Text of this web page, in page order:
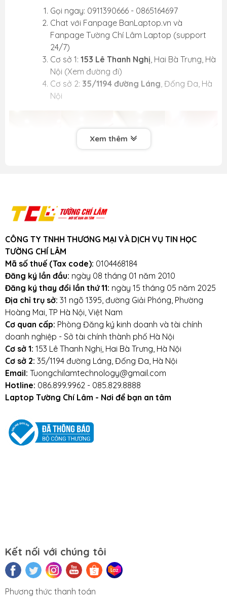
Gọi ngay: 0911390666 - 0865164697
Chat với Fanpage BanLaptop.vn và
Fanpage Tường Chí Lâm Laptop (support
24/7)
Cơ sở 1: 153 Lê Thanh Nghị, Hai Bà Trưng, Hà
Nội (Xem đường đi)
Cơ sở 2: 35/1194 đường Láng, Đống Đa, Hà
Nội
Vì sao nên mua Ổ Cứng SSD 120GB - 128GB tại
BanLaptop.vn
Tường Chí Lâm - Nơi để bạn yên tâm
CAM KẾT 100% HÀNG CHẤT LƯỢNG
Đối tác chính thức của các thương hiệu sản
xuất nổi tiếng Thế giới như: Kingston,
Western Digital, Memory Ghost
Nhà phân phối linh kiện lớn nhất miền Bắc
- Chuyên cung cấp phụ kiện cho các cửa
Đội ngũ kỹ thuật viên chuyên nghiệp, dày
dặn kinh nghiệm.
Bạn có thể trực tiếp theo dõi kỹ thuật viên
hành khi phát sinh các lỗi của nhà sản xuất
1. Giới thiệu về ổ cứng SSD
Xem thêm
CÔNG TY TNHH THƯƠNG MẠI VÀ DỊCH VỤ TIN HỌC
TƯỜNG CHÍ LÂM
Mã số thuế (Tax code): 0104468184
Đăng ký lần đầu: ngày 08 tháng 01 năm 2010
Đăng ký thay đổi lần thứ 11: ngày 15 tháng 05 năm 2025
Địa chỉ trụ sở: 31 ngõ 1395, đường Giải Phóng, Phường
Hoàng Mai, TP Hà Nội, Việt Nam
Cơ quan cấp: Phòng Đăng ký kinh doanh và tài chính
doanh nghiệp - Sở tài chính thành phố Hà Nội
Cơ sở 1: 153 Lê Thanh Nghị, Hai Bà Trưng, Hà Nội
Cơ sở 2: 35/1194 đường Láng, Đống Đa, Hà Nội
Email: Tuongchilamtechnology@gmail.com
Hotline: 086.899.9962 - 085.829.8888
Laptop Tường Chí Lâm - Nơi để bạn an tâm
Kết nối với chúng tôi
Phương thức thanh toán